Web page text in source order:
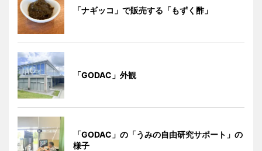
「ナギッコ」で販売する「もずく酢」
「GODAC」外観
「GODAC」の「うみの自由研究サポート」の
様子